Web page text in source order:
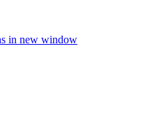
in new window